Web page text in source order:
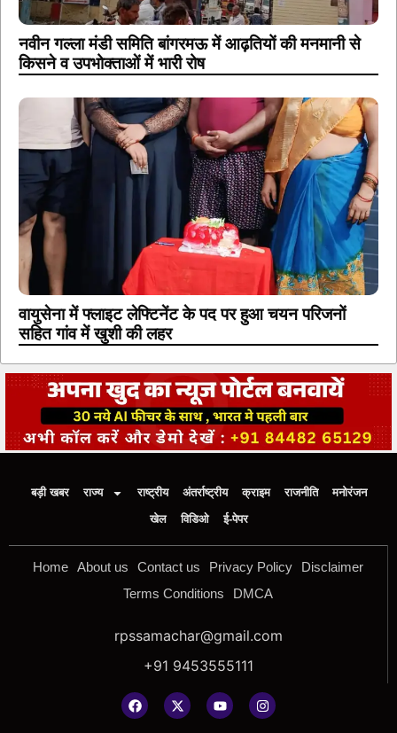
नवीन गल्ला मंडी समिति बांगरमऊ में आढ़तियों की मनमानी से
किसने व उपभोक्ताओं में भारी रोष
वायुसेना में फ्लाइट लेफ्टिनेंट के पद पर हुआ चयन परिजनों
सहित गांव में खुशी की लहर
बड़ी खबर राज्य राष्ट्रीय अंतर्राष्ट्रीय क्राइम राजनीति
मनोरंजन
खेल
विडिओ ई-पेपर
Home About us Contact us Privacy Policy
Disclaimer
Terms Conditions
DMCA
rpssamachar@gmail.com
+91 9453555111